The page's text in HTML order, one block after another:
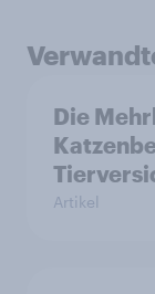
Die
Artikel